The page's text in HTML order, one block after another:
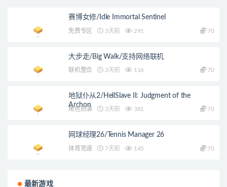
赛博女修/Idle Immortal Sentinel
免费专区 3天前 291 70
大步走/Big Walk/支持网络联机
联机整合 3天前 116 70
地狱仆从2/HellSlave II: Judgment of the
Archon
角色扮演 3天前 381 70
网球经理26/Tennis Manager 26
体育竞速 7天前 145 70
最新游戏